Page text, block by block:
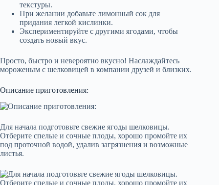
текстуры.
При желании добавьте лимонный сок для
придания легкой кислинки.
Экспериментируйте с другими ягодами, чтобы
создать новый вкус.
Просто, быстро и невероятно вкусно! Наслаждайтесь
мороженым с шелковицей в компании друзей и близких.
Описание приготовления:
Для начала подготовьте свежие ягоды шелковицы.
Отберите спелые и сочные плоды, хорошо промойте их
под проточной водой, удалив загрязнения и возможные
листья.